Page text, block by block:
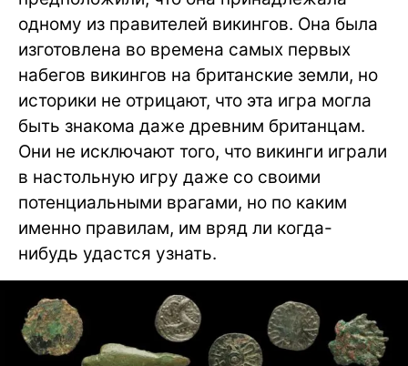
одному из правителей викингов. Она была
изготовлена во времена самых первых
набегов викингов на британские земли, но
историки не отрицают, что эта игра могла
быть знакома даже древним британцам.
Они не исключают того, что викинги играли
в настольную игру даже со своими
потенциальными врагами, но по каким
именно правилам, им вряд ли когда-
нибудь удастся узнать.